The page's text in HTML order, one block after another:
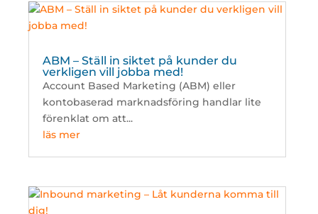
ABM – Ställ in siktet på kunder du
verkligen vill jobba med!
Account Based Marketing (ABM) eller
kontobaserad marknadsföring handlar lite
förenklat om att...
läs mer